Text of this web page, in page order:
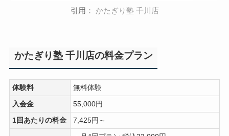
引用： かたぎり塾 千川店
かたぎり塾 千川店の料金プラン
体験料 無料体験
入会金 55,000円
1回あたりの料金 7,425円～